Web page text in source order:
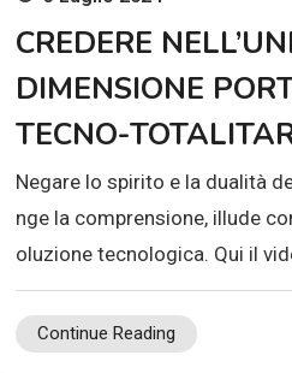
CREDERE
DIMENSIONE
TECNO-
Negare lo spirito e la dualità
nge la comprensione, illude
oluzione tecnologica. Qui il
Continue Reading